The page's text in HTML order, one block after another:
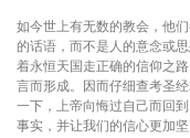
如今世上有无数的教会，他
的话语，而不是人的意念或
着永恒天国走正确的信仰之
言而形成。因而仔细查考圣
一下，上帝向悔过自己而回
事实，并让我们的信心更加